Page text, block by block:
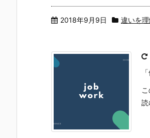
2018年9月9日 違いを
読